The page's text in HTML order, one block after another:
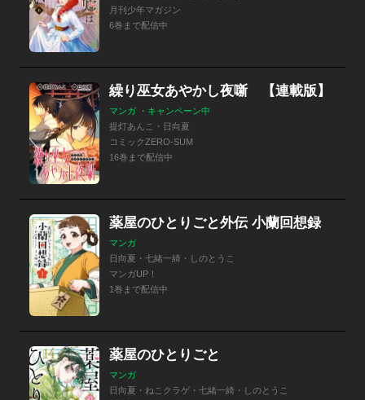
月刊少年マガジン
6巻まで配信中
繰り巫女あやかし夜噺 【連載版】
マンガ ・キャンペーン中
提灯あんこ・日向夏
コミックZERO-SUM
16巻まで配信中
薬屋のひとりごと外伝 小蘭回想録
マンガ
日向夏・七緒一綺・しのとうこ
マンガUP！
1巻まで配信中
薬屋のひとりごと
マンガ
日向夏・ねこクラゲ・七緒一綺・しのとうこ